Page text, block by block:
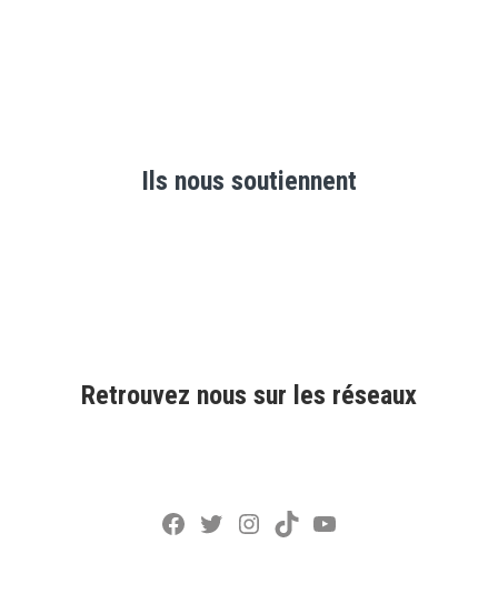
Ils nous soutiennent
Retrouvez nous sur les réseaux
Facebook
Twitter
Instagram
TikTokYouTube